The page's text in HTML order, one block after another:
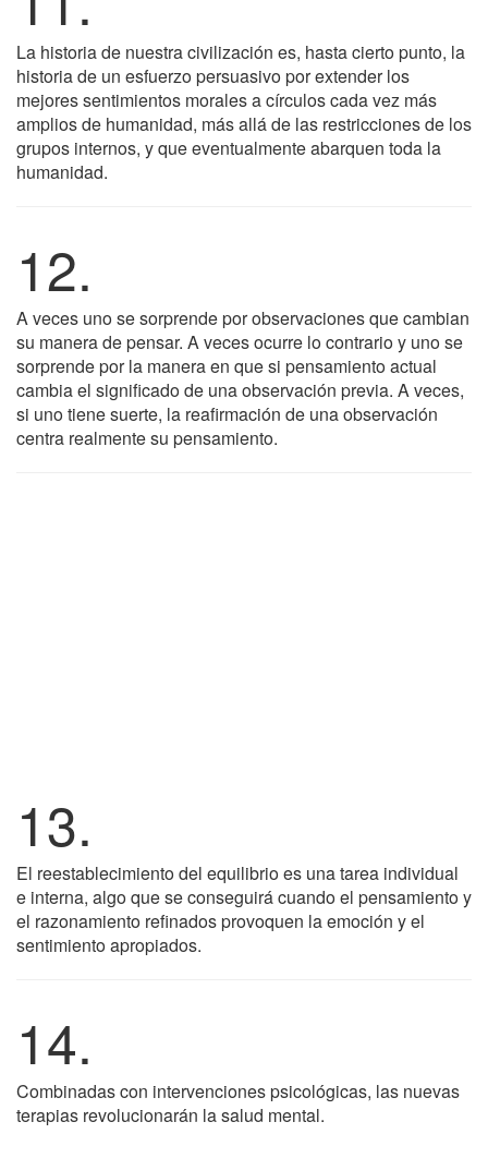
La historia de nuestra civilización es, hasta cierto punto, la
historia de un esfuerzo persuasivo por extender los
mejores sentimientos morales a círculos cada vez más
amplios de humanidad, más allá de las restricciones de los
grupos internos, y que eventualmente abarquen toda la
humanidad.
12.
A veces uno se sorprende por observaciones que cambian
su manera de pensar. A veces ocurre lo contrario y uno se
sorprende por la manera en que si pensamiento actual
cambia el significado de una observación previa. A veces,
si uno tiene suerte, la reafirmación de una observación
centra realmente su pensamiento.
13.
El reestablecimiento del equilibrio es una tarea individual
e interna, algo que se conseguirá cuando el pensamiento y
el razonamiento refinados provoquen la emoción y el
sentimiento apropiados.
14.
Combinadas con intervenciones psicológicas, las nuevas
terapias revolucionarán la salud mental.